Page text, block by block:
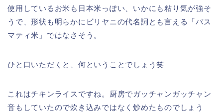
使用しているお米も日本米っぽい、いかにも粘り気が強そ
うで、形状も明らかにビリヤニの代名詞とも言える「バス
マティ米」ではなさそう。
ひと口いただくと、何ということでしょう笑
これはチキンライスですね。厨房でガッチャンガッチャン
音もしていたので炊き込みではなく炒めたものでしょう